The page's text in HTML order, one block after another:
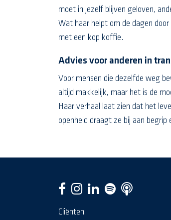
moet in jezelf blijven geloven,
Wat haar helpt om de dagen
met een kop koffie.
Advies voor anderen in
Voor mensen die dezelfde weg
altijd makkelijk, maar het is de
Haar verhaal laat zien dat het
openheid draagt ze bij aan
Cliënten